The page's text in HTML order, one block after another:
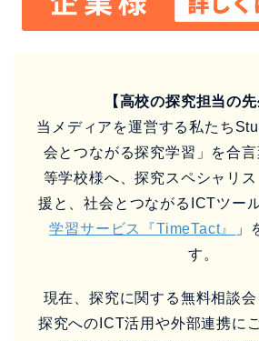
【高校の探究担当の先
当メディアを運営する私たち
会とつながる探究学習」を合
等学校様へ、探究スペシャリ
援と、社会とつながるICTツー
学習サービス『TimeTact』
」
す。
現在、探究に関する無料相談会
探究へのICT活用や外部連携に